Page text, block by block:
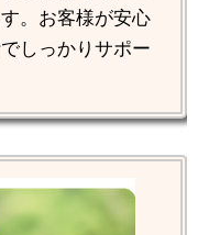
。お客様が安心
しっかりサポー